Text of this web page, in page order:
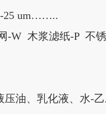
25 um……..
-W 木浆滤纸-P 不
压油、乳化液、水-